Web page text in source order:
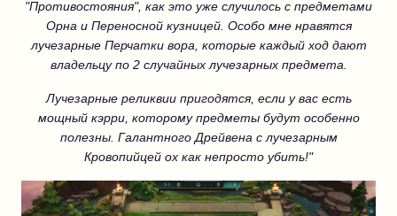
"Противостояния", как это уже случилось с предметами
Орна и Переносной кузницей. Особо мне нравятся
лучезарные Перчатки вора, которые каждый ход дают
владельцу по 2 случайных лучезарных предмета.
Лучезарные реликвии пригодятся, если у вас есть
мощный кэрри, которому предметы будут особенно
полезны. Галантного Дрейвена с лучезарным
Кровопийцей ох как непросто убить!"